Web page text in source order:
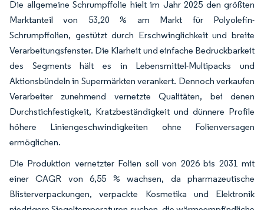
Die allgemeine Schrumpffolie hielt im Jahr 2025 den größten
Marktanteil von 53,20 % am Markt für Polyolefin-
Schrumpffolien, gestützt durch Erschwinglichkeit und breite
Verarbeitungsfenster. Die Klarheit und einfache Bedruckbarkeit
des Segments hält es in Lebensmittel-Multipacks und
Aktionsbündeln in Supermärkten verankert. Dennoch verkaufen
Verarbeiter zunehmend vernetzte Qualitäten, bei denen
Durchstichfestigkeit, Kratzbeständigkeit und dünnere Profile
höhere Liniengeschwindigkeiten ohne Folienversagen
ermöglichen.
Die Produktion vernetzter Folien soll von 2026 bis 2031 mit
einer CAGR von 6,55 % wachsen, da pharmazeutische
Blisterverpackungen, verpackte Kosmetika und Elektronik